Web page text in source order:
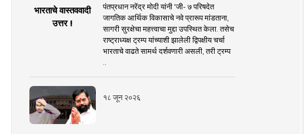
भारताचे वास्तववादी
उत्तर !
पंतप्रधान नरेंद्र मोदी यांनी 'जी- ७ परिषदेत
जागतिक आर्थिक विकासाचे नवे प्रारूप मांडताना,
सागरी सुरक्षेचा महत्त्वाचा मुद्दा उपस्थित केला. तसेच
राष्ट्राध्यक्ष ट्रम्प यांच्याशी झालेली द्विपक्षीय चर्चा
भारताचे वाढते सामर्थ दर्शवणारी असली, तरी ट्रम्प
१८ जून २०२६